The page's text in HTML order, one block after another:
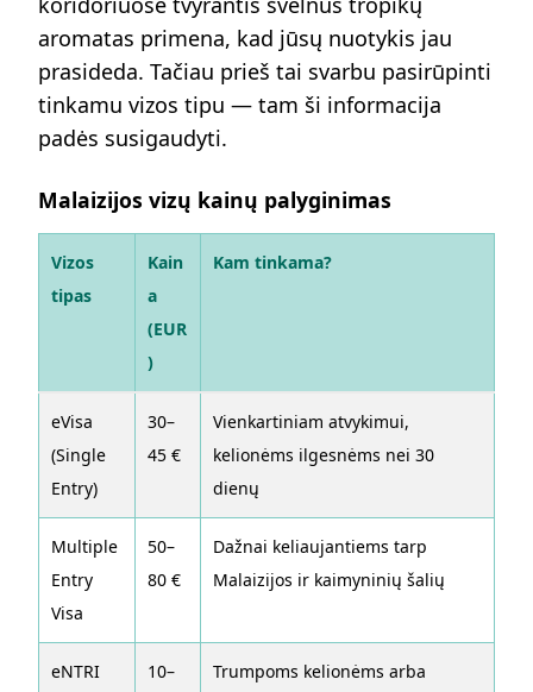
aromatas primena, kad jūsų nuotykis jau
prasideda. Tačiau prieš tai svarbu pasirūpinti
tinkamu vizos tipu — tam ši informacija
padės susigaudyti.
Malaizijos vizų kainų palyginimas
Vizos
tipas
Kain
a
(EUR
)
Kam tinkama?
eVisa
(Single
Entry)
30–
45 €
Vienkartiniam atvykimui,
kelionėms ilgesnėms nei 30
dienų
Multiple
Entry
Visa
50–
80 €
Dažnai keliaujantiems tarp
Malaizijos ir kaimyninių šalių
eNTRI
10–
Trumpoms kelionėms arba